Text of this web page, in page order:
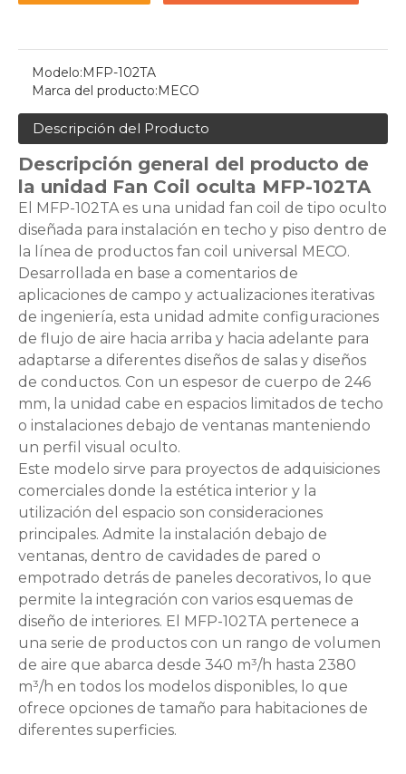
Modelo:MFP-102TA
Marca del producto:MECO
Descripción del Producto
Descripción general del producto de
la unidad Fan Coil oculta MFP-102TA
El MFP-102TA es una unidad fan coil de tipo oculto
diseñada para instalación en techo y piso dentro de
la línea de productos fan coil universal MECO.
Desarrollada en base a comentarios de
aplicaciones de campo y actualizaciones iterativas
de ingeniería, esta unidad admite configuraciones
de flujo de aire hacia arriba y hacia adelante para
adaptarse a diferentes diseños de salas y diseños
de conductos. Con un espesor de cuerpo de 246
mm, la unidad cabe en espacios limitados de techo
o instalaciones debajo de ventanas manteniendo
un perfil visual oculto.
Este modelo sirve para proyectos de adquisiciones
comerciales donde la estética interior y la
utilización del espacio son consideraciones
principales. Admite la instalación debajo de
ventanas, dentro de cavidades de pared o
empotrado detrás de paneles decorativos, lo que
permite la integración con varios esquemas de
diseño de interiores. El MFP-102TA pertenece a
una serie de productos con un rango de volumen
de aire que abarca desde 340 m³/h hasta 2380
m³/h en todos los modelos disponibles, lo que
ofrece opciones de tamaño para habitaciones de
diferentes superficies.